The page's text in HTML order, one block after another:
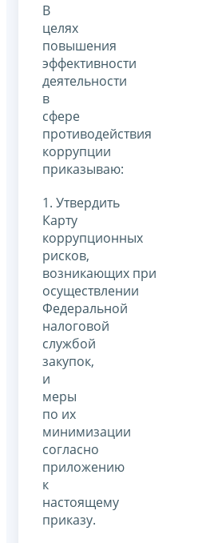
В
целях
повышения
эффективности
деятельности
в
сфере
противодействия
коррупции
приказываю:
1. Утвердить
Карту
коррупционных
рисков,
возникающих при
осуществлении
Федеральной
налоговой
службой
закупок,
и
меры
по их
минимизации
согласно
приложению
к
настоящему
приказу.